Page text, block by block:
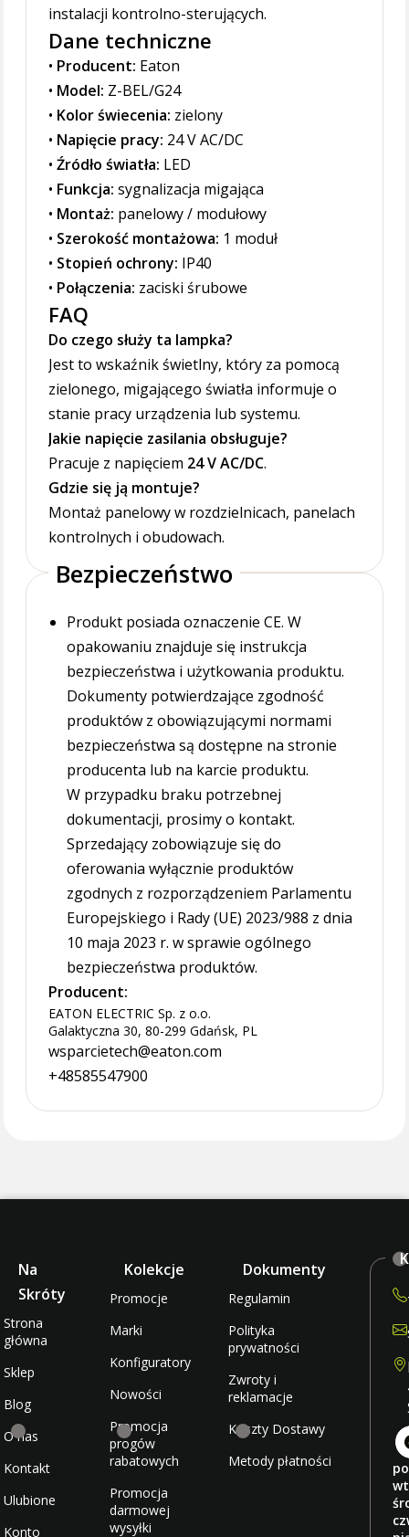
instalacji kontrolno-sterujących.
Dane techniczne
• Producent: Eaton
• Model: Z-BEL/G24
• Kolor świecenia: zielony
• Napięcie pracy: 24 V AC/DC
•Źródło światła: LED
• Funkcja: sygnalizacja migająca
• Montaż: panelowy / modułowy
• Szerokość montażowa: 1 moduł
• Stopień ochrony: IP40
• Połączenia: zaciski śrubowe
FAQ
Do czego służy ta lampka?
Jest to wskaźnik świetlny, który za pomocą
zielonego, migającego światła informuje o
stanie pracy urządzenia lub systemu.
Jakie napięcie zasilania obsługuje?
Pracuje z napięciem 24 V AC/DC.
Gdzie się ją montuje?
Montaż panelowy w rozdzielnicach, panelach
kontrolnych i obudowach.
Bezpieczeństwo
Produkt posiada oznaczenie CE. W
opakowaniu znajduje się instrukcja
bezpieczeństwa i użytkowania produktu.
Dokumenty potwierdzające zgodność
produktów z obowiązującymi normami
bezpieczeństwa są dostępne na stronie
producenta lub na karcie produktu.
W przypadku braku potrzebnej
dokumentacji, prosimy o kontakt.
Sprzedający zobowiązuje się do
oferowania wyłącznie produktów
zgodnych z rozporządzeniem Parlamentu
Europejskiego i Rady (UE) 2023/988 z dnia
10 maja 2023 r. w sprawie ogólnego
bezpieczeństwa produktów.
Producent:
EATON ELECTRIC Sp. z o.o.
Galaktyczna 30, 80-299 Gdańsk, PL
wsparcietech@eaton.com
+48585547900
Na
Skróty
Strona
główna
Sklep
Blog
O nas
Kontakt
Ulubione
Konto
Kolekcje
Promocje
Marki
Konfiguratory
Nowości
Promocja
progów
rabatowych
Promocja
darmowej
wysyłki
Dokumenty
Regulamin
Polityka
prywatności
Zwroty i
reklamacje
Koszty Dostawy
Metody płatności